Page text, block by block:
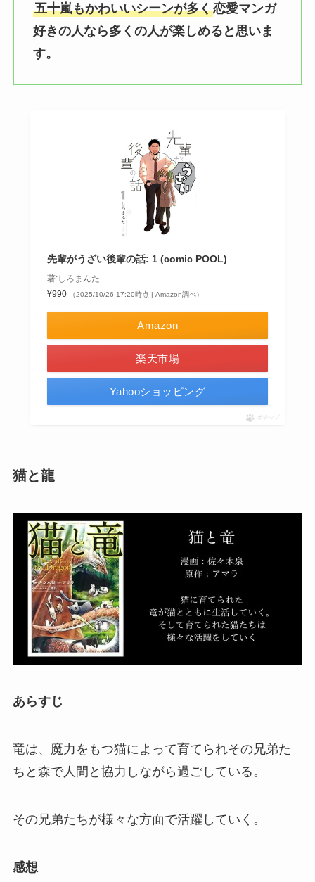
五十嵐もかわいいシーンが多く恋愛マンガ
好きの人なら多くの人が楽しめると思いま
す。
先輩がうざい後輩の話: 1 (comic POOL)
著:しろまんた
¥990
（2025/10/26 17:20時点 | Amazon調べ）
Amazon
楽天市場
Yahooショッピング
ポチップ
猫と龍
あらすじ
竜は、魔力をもつ猫によって育てられその兄弟た
ちと森で人間と協力しながら過ごしている。
その兄弟たちが様々な方面で活躍していく。
感想